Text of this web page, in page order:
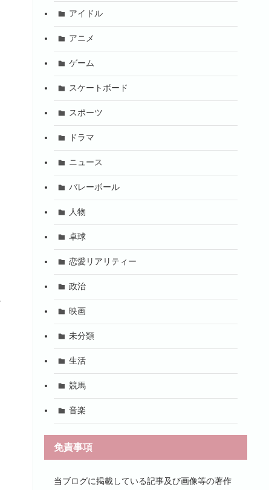
アイドル
アニメ
ゲーム
スケートボード
スポーツ
ドラマ
ニュース
バレーボール
人物
卓球
恋愛リアリティー
政治
映画
未分類
生活
競馬
音楽
免責事項
当ブログに掲載している記事及び画像等の著作